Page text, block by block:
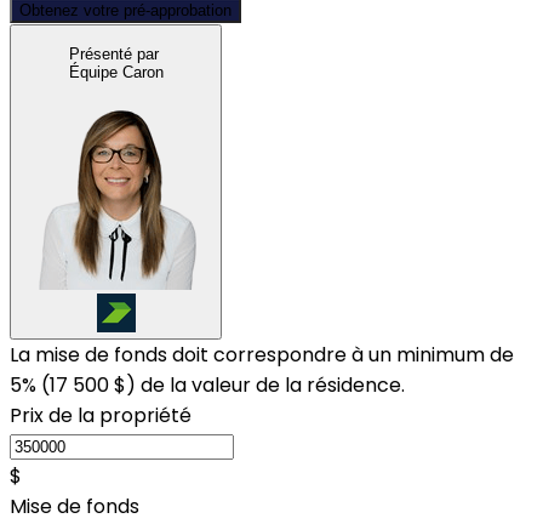
Obtenez votre pré-approbation
Présenté par
Équipe Caron
La mise de fonds doit correspondre à un minimum de
5% (17 500 $) de la valeur de la résidence.
Prix de la propriété
$
Mise de fonds